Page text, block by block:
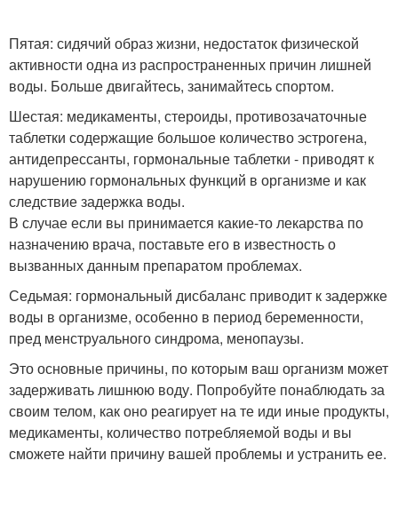
Пятая: сидячий образ жизни, недостаток физической
активности одна из распространенных причин лишней
воды. Больше двигайтесь, занимайтесь спортом.
Шестая: медикаменты, стероиды, противозачаточные
таблетки содержащие большое количество эстрогена,
антидепрессанты, гормональные таблетки - приводят к
нарушению гормональных функций в организме и как
следствие задержка воды.
В случае если вы принимается какие-то лекарства по
назначению врача, поставьте его в известность о
вызванных данным препаратом проблемах.
Седьмая: гормональный дисбаланс приводит к задержке
воды в организме, особенно в период беременности,
пред менструального синдрома, менопаузы.
Это основные причины, по которым ваш организм может
задерживать лишнюю воду. Попробуйте понаблюдать за
своим телом, как оно реагирует на те иди иные продукты,
медикаменты, количество потребляемой воды и вы
сможете найти причину вашей проблемы и устранить ее.